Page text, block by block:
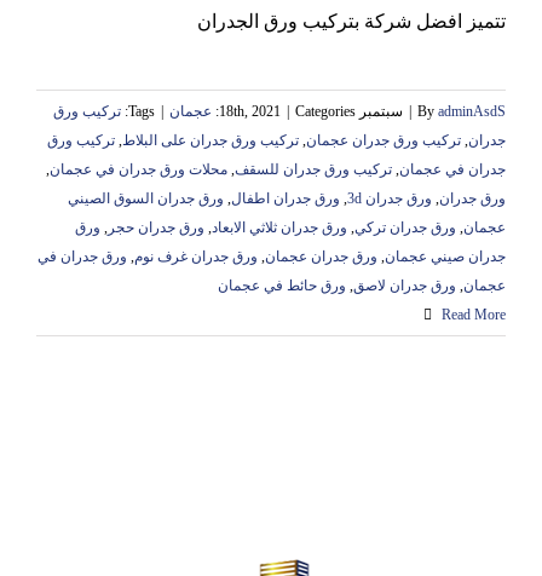
تتميز افضل شركة بتركيب ورق الجدران
By adminAsdS سبتمبر 18th, 2021 Categories: عجمان Tags: تركيب ورق
جدران, تركيب ورق جدران عجمان, تركيب ورق جدران على البلاط, تركيب ورق
جدران في عجمان, تركيب ورق جدران للسقف, محلات ورق جدران في عجمان,
ورق جدران, ورق جدران 3d , ورق جدران اطفال, ورق جدران السوق الصيني
عجمان, ورق جدران تركي, ورق جدران ثلاثي الابعاد, ورق جدران حجر , ورق
جدران صيني عجمان, ورق جدران عجمان, ورق جدران غرف نوم, ورق جدران في
عجمان, ورق جدران لاصق, ورق حائط في عجمان
Read More